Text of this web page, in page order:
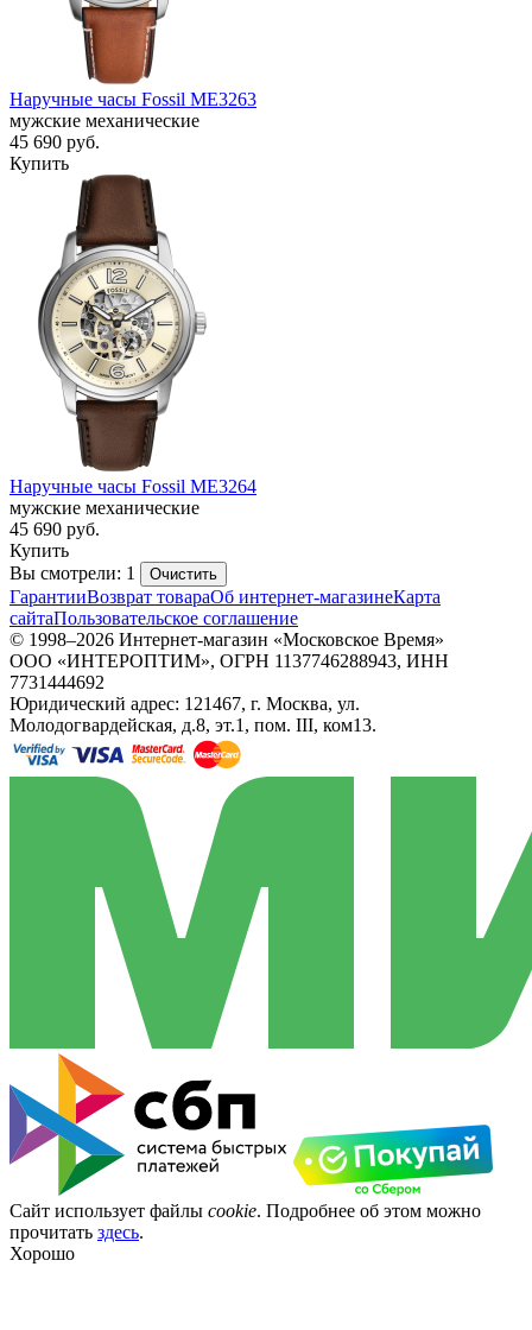
Наручные часы Fossil ME3263
мужские механические
45 690 руб.
Купить
Наручные часы Fossil ME3264
мужские механические
45 690 руб.
Купить
Вы смотрели: 1
Очистить
ГарантииВозврат товараОб интернет-магазинеКарта
сайтаПользовательское соглашение
© 1998–2026 Интернет-магазин «Московское Время»
ООО «ИНТЕРОПТИМ», ОГРН 1137746288943, ИНН
7731444692
Юридический адрес: 121467, г. Москва, ул.
Молодогвардейская, д.8, эт.1, пом. III, ком13.
Сайт использует файлы cookie. Подробнее об этом можно
прочитать здесь.
Хорошо